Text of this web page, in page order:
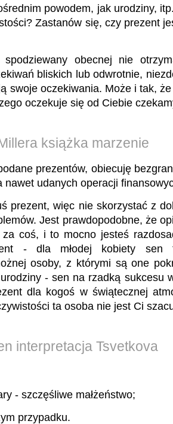
powodem, jak urodziny,
Zastanów się, czy prezent
obecnej nie
bliskich lub odwrotnie,
swoje oczekiwania. Może i tak,
oczekuje się od Ciebie
książka marzenie
prezentów, obiecuję
nawet udanych operacji
prezent, więc nie skorzystać z
Jest prawdopodobne, że
za coś, i to mocno jesteś
- dla młodej kobiety sen
osoby, z którymi są one
- sen na rzadką sukcesu
dla kogoś w świątecznej
ta osoba nie jest Ci
interpretacja Tsvetkova
- szczęśliwe małżeństwo;
przypadku.